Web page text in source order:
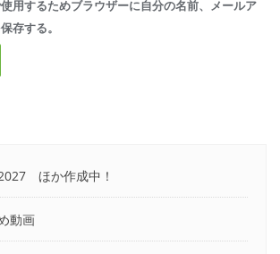
用するためブラウザーに自分の名前、メールア
存する。
ほか作成中！
動画